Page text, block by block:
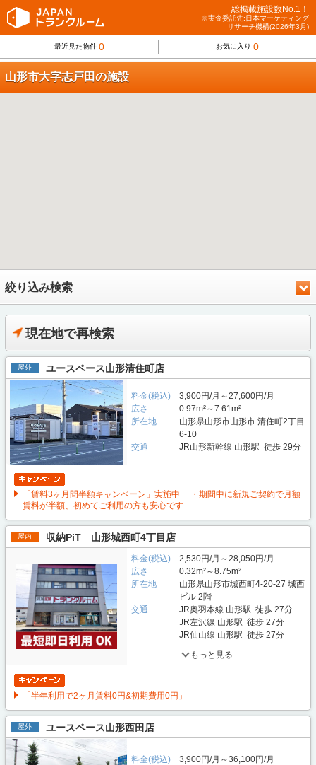
総掲載施設数No.1！
※実査委託先:日本マーケティング
リサーチ機構(2026年3月)
最近見た物件 0 お気に入り 0
山形市大字志戸田の施設
絞り込み検索
現在地で再検索
屋外 ユースペース山形清住町店
料金(税込)
3,900円/月～27,600円/月
広さ
0.97m²～7.61m²
所在地
山形県山形市山形市 清住町2丁目
6-10
交通
JR山形新幹線 山形駅 徒歩 29分
「賃料3ヶ月間半額キャンペーン」実施中 ・期間中に新規ご契約で月額
賃料が半額、初めてご利用の方も安心です
屋内 収納PiT 山形城西町4丁目店
料金(税込)
2,530円/月～28,050円/月
広さ
0.32m²～8.75m²
所在地
山形県山形市城西町4-20-27 城西
ビル 2階
交通
JR奥羽本線 山形駅 徒歩 27分
JR左沢線 山形駅 徒歩 27分
JR仙山線 山形駅 徒歩 27分
もっと見る
「半年利用で2ヶ月賃料0円&初期費用0円」
屋外 ユースペース山形西田店
料金(税込)
3,900円/月～36,100円/月